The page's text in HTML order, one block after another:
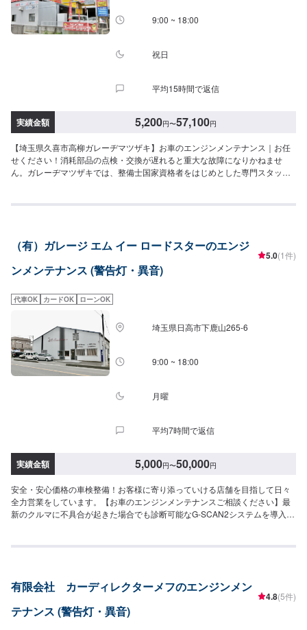
9:00 ~ 18:00
祝日
平均15時間で返信
実績金額 5,200円〜57,100円
【埼玉県久喜市高柳ガレーヂマツザキ】お車のエンジンメンテナンス｜お任
せください！消耗部品の点検・交換が遅れると重大な故障になりかねませ
ん。ガレーヂマツザキでは、整備士国家資格者をはじめとした専門スタッフ
為、労働安全衛生法に定められている教育を受けた整備士が整備を行ってお
【3】お持ち込み・引き取り【4】正式なお見積り【5】作業開始【6】納車時
のお支払い<代車について>ガレーヂマツザキでは、鈑金・塗装・修理等で愛
車をお預かりしている間、代車をお貸し致します。台数も豊富な20台ご用意
軽にご相談ください。※代車の燃料代はお客様にご負担いただいております。
<定休日・営業時間>定休日：なし営業時間：9:00~18:00クレジット・QR決
済などをご希望の方は事前にお申し付けください。
（有）ガレージ エム イー ロードスターのエンジ
ンメンテナンス (警告灯・異音)
5.0(1件)
代車OK カードOK ローンOK
埼玉県日高市下鹿山265-6
9:00 ~ 18:00
月曜
平均7時間で返信
実績金額 5,000円〜50,000円
安全・安心価格の車検整備！お客様に寄り添っていける店舗を目指して日々
全力営業をしています。【お車のエンジンメンテナンスご相談ください】最
新のクルマに不具合が起きた場合でも診断可能なG-SCAN2システムを導入。
めなエンジン機能回復剤★お車のこんな症状、気になりませんか？✔️車のパ
る…✔️マフラーから白い煙が出る大切なお車を長く乗るために、お車の元気
を回復！！WAKOSエンジンパワーシールド<エンジン機能回復剤>エンジンオ
イル交換の時にオイルと一緒に入れると…💡エンジンのパワー回復💡オイル
有限会社 カーディレクターメフのエンジンメン
テナンス (警告灯・異音)
4.8(5件)